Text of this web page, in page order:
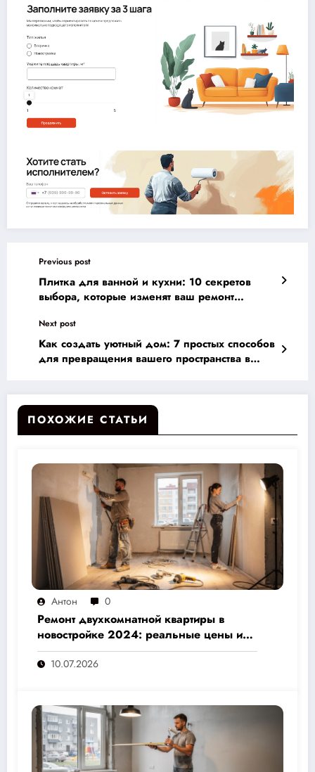
Previous post
Плитка для ванной и кухни: 10 секретов
выбора, которые изменят ваш ремонт
Next post
Как создать уютный дом: 7 простых способов
для превращения вашего пространства в
ПОХОЖИЕ СТАТЬИ
Антон 0
Ремонт двухкомнатной квартиры в
новостройке 2024: реальные цены и
скрытые расходы, которые вам не
назовут подрядчики
10.07.2026